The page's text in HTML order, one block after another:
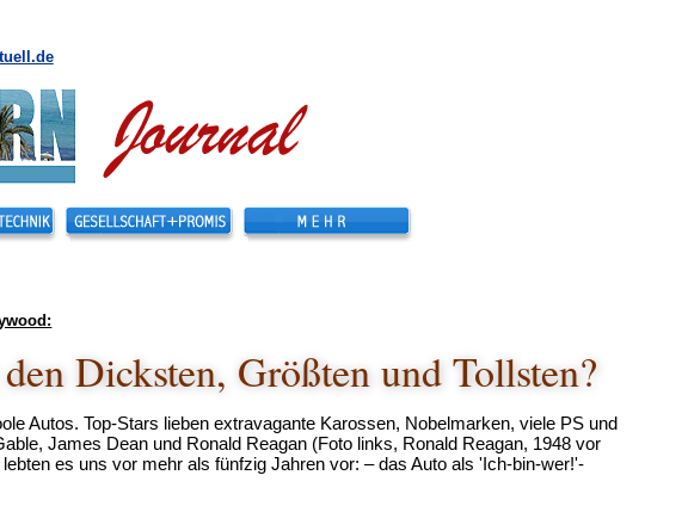
Dicksten, Größten und Tollsten?
Autos. Top-Stars lieben extravagante Karossen, Nobelmarken, viele PS und
James Dean und Ronald Reagan (Foto links, Ronald Reagan, 1948 vor
es uns vor mehr als fünfzig Jahren vor: – das Auto als 'Ich-bin-wer!'-